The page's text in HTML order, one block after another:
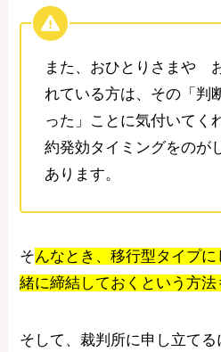
また、おひとりさまや
れている方は、その「判
った」ことに気付いてく
約発効タイミングをのが
あります。
そんなとき、移行型タイプ
緒に締結しておくという方法
そして、裁判所に申し立てる